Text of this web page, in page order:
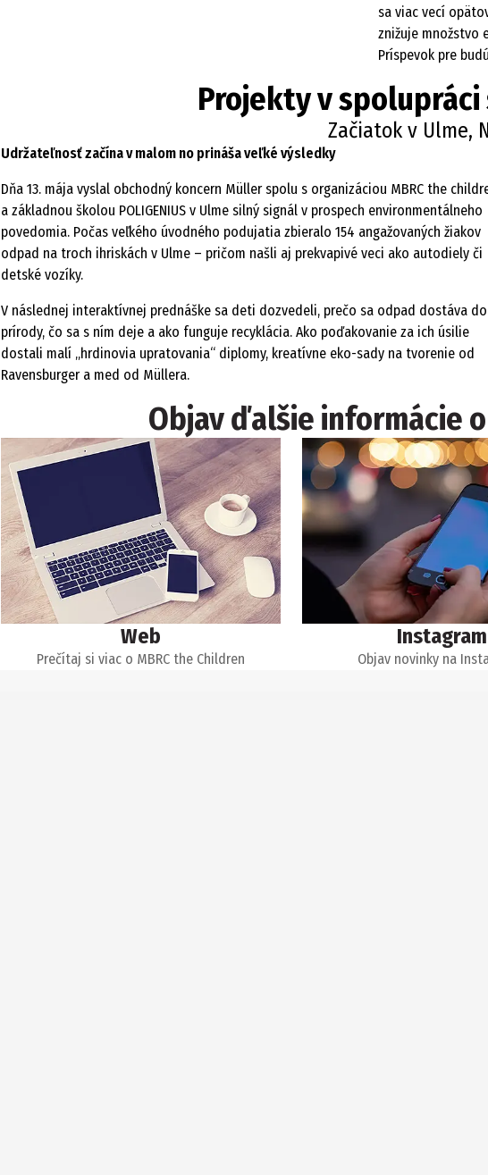
sa viac vecí
znižuje množstvo
Príspevok pre
Projekty v
Začiatok v Ulme,
Udržateľnosť začína v malom no prináša veľké výsledky
Dňa 13. mája vyslal obchodný koncern Müller spolu s organizáciou MBRC the
a základnou školou POLIGENIUS v Ulme silný signál v prospech environmentálneho
povedomia. Počas veľkého úvodného podujatia zbieralo 154 angažovaných žiakov
odpad na troch ihriskách v Ulme – pričom našli aj prekvapivé veci ako autodiely či
detské vozíky.
V následnej interaktívnej prednáške sa deti dozvedeli, prečo sa odpad dostáva do
prírody, čo sa s ním deje a ako funguje recyklácia. Ako poďakovanie za ich úsilie
dostali malí „hrdinovia upratovania“ diplomy, kreatívne eko-sady na tvorenie od
Ravensburger a med od Müllera.
Objav ďalšie informácie
Web
Prečítaj si viac o MBRC the Children
Instagram
Objav novinky na